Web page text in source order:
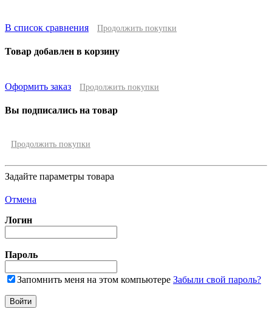
В список сравнения Продолжить покупки
Товар добавлен в корзину
Оформить заказ Продолжить покупки
Вы подписались на товар
Продолжить покупки
Задайте параметры товара
Отмена
Логин
Пароль
Запомнить меня на этом компьютере Забыли свой пароль?